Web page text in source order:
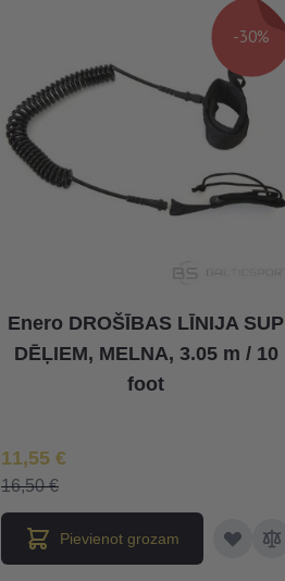
-30%
Enero DROŠĪBAS LĪNIJA SUP
DĒĻIEM, MELNA, 3.05 m / 10
foot
Īpaša Cena
11,55 €
16,50 €
Pievienot grozam